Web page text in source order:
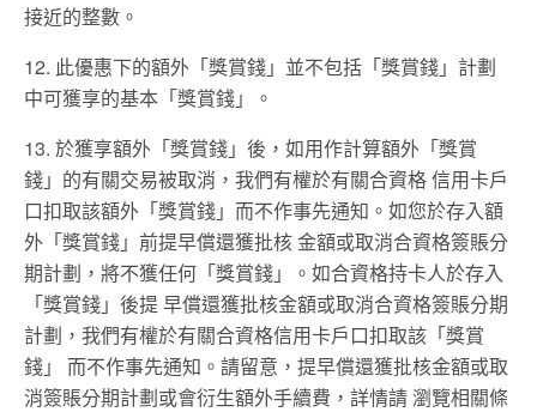
接近的整數。
12. 此優惠下的額外「獎賞錢」並不包括「獎賞錢」計劃
中可獲享的基本「獎賞錢」。
13. 於獲享額外「獎賞錢」後，如⽤作計算額外「獎賞
錢」的有關交易被取消，我們有權於有關合資格 信⽤卡⼾
⼝扣取該額外「獎賞錢」⽽不作事先通知。如您於存入額
外「獎賞錢」前提早償還獲批核 ⾦額或取消合資格簽賬分
期計劃，將不獲任何「獎賞錢」。如合資格持卡⼈於存入
「獎賞錢」後提 早償還獲批核⾦額或取消合資格簽賬分期
計劃，我們有權於有關合資格信⽤卡⼾⼝扣取該「獎賞
錢」 ⽽不作事先通知。請留意，提早償還獲批核⾦額或取
消簽賬分期計劃或會衍⽣額外⼿續費，詳情請 瀏覽相關條